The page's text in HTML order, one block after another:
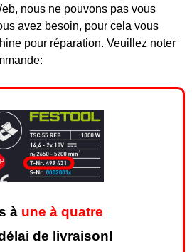
nous ne pouvons pas vous
avez besoin, pour cela vous
pour réparation. Veuillez noter
à une à quatre
de livraison!